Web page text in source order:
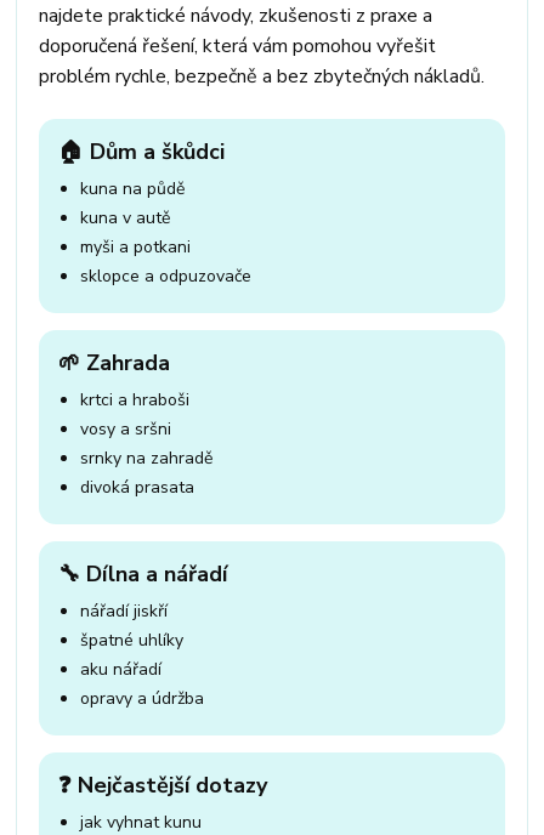
najdete praktické návody, zkušenosti z praxe a
doporučená řešení, která vám pomohou vyřešit
problém rychle, bezpečně a bez zbytečných nákladů.
🏠 Dům a škůdci
kuna na půdě
kuna v autě
myši a potkani
sklopce a odpuzovače
🌱 Zahrada
krtci a hraboši
vosy a sršni
srnky na zahradě
divoká prasata
🔧 Dílna a nářadí
nářadí jiskří
špatné uhlíky
aku nářadí
opravy a údržba
❓ Nejčastější dotazy
jak vyhnat kunu